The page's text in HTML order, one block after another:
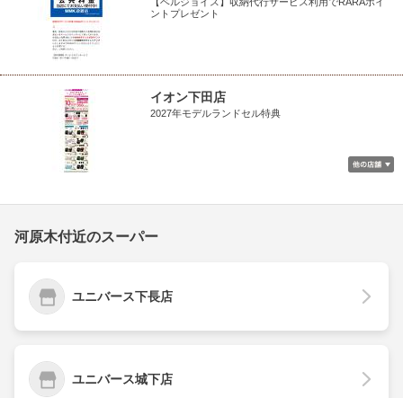
ントプレゼント
イオン下田店
2027年モデルランドセル特典
河原木付近のスーパー
ユニバース下長店
ユニバース城下店